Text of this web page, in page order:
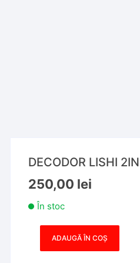
DECODOR LISHI
250,00 lei
În stoc
Cantitate
ADAUGĂ ÎN COȘ